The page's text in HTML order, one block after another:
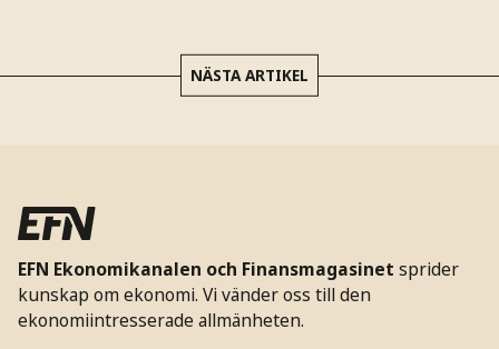
NÄSTA ARTIKEL
EFN Ekonomikanalen och Finansmagasinet sprider
kunskap om ekonomi. Vi vänder oss till den
ekonomiintresserade allmänheten.